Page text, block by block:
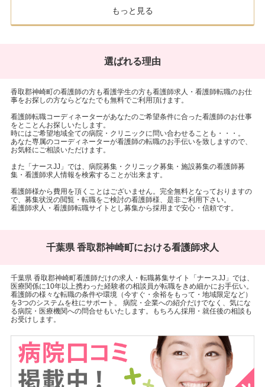
もっと見る
選ばれる理由
香取郡神崎町の看護師の方も看護学生の方も看護師求人・看護師転職のお仕
事をお探しの方ならどなたでも無料でご利用頂けます。
看護師転職コーディネーターがあなたのご希望条件に合った看護師のお仕事
をとことんお探しいたします。
時にはご希望地域全ての病院・クリニックに問い合わせることも・・・。
あなた専属のコーディネーターが看護師の転職のお手伝いを致しますので、
お気軽にご相談いただけます。
また「ナースJJ」では、病院募集・クリニック募集・施設募集の看護師募
集・看護師求人情報を検索することが出来ます。
看護師様から費用を頂くことはございません。完全無料となっておりますの
で、募集状況の閲覧・転職をご検討の看護師様、是非ご利用下さい。
看護師求人・看護師転職サイトとし募集から採用まで安心・信頼です。
千葉県 香取郡神崎町における看護師求人
千葉県 香取郡神崎町看護師だけの求人・転職募集サイト「ナースJJ」では、
医療関係に10年以上携わった経験者の相談員が転職をきめ細かにお手伝い。
看護師の様々な転職の条件や環境（今すぐ・余裕をもって・地域限定など）
を3つのシステムを柱にサポート。 病院・企業への紹介だけでなく、気にな
る病院・医療機関への問合せもいたします。もちろん採用・就任後の相談も
お受けします。